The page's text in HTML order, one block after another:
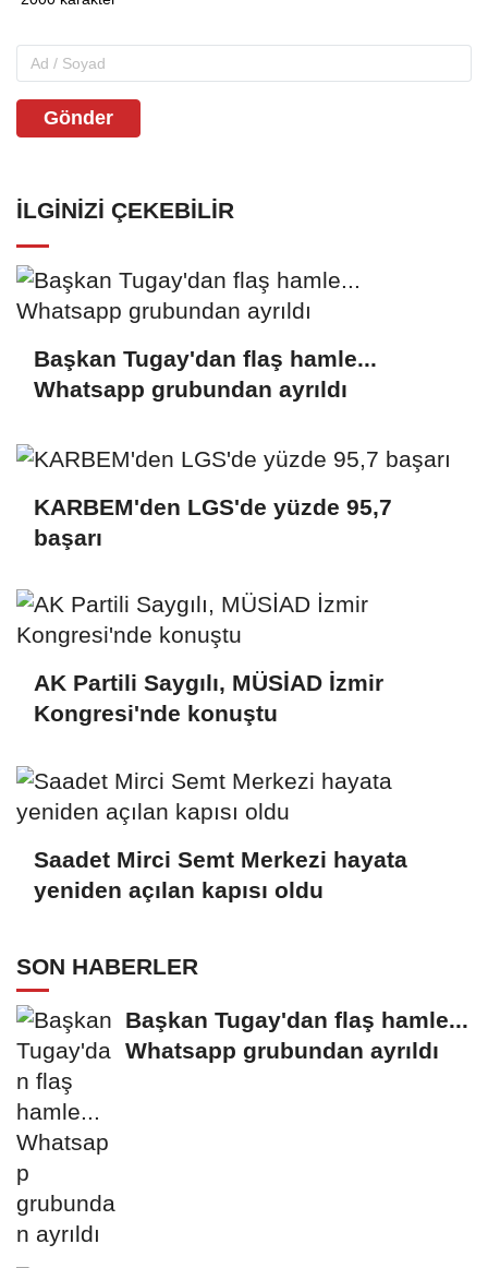
Gönder
İLGINIZI ÇEKEBILIR
Başkan Tugay'dan flaş hamle...
Whatsapp grubundan ayrıldı
KARBEM'den LGS'de yüzde 95,7
başarı
AK Partili Saygılı, MÜSİAD İzmir
Kongresi'nde konuştu
Saadet Mirci Semt Merkezi hayata
yeniden açılan kapısı oldu
SON HABERLER
Başkan Tugay'dan flaş hamle...
Whatsapp grubundan ayrıldı